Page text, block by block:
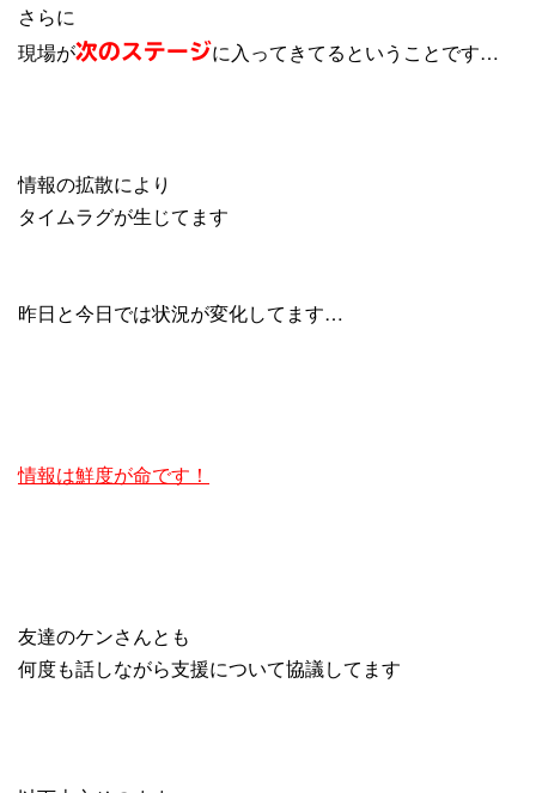
さらに
現場が次のステージに入ってきてるということです…
情報の拡散により
タイムラグが生じてます
昨日と今日では状況が変化してます…
情報は鮮度が命です！
友達のケンさんとも
何度も話しながら支援について協議してます